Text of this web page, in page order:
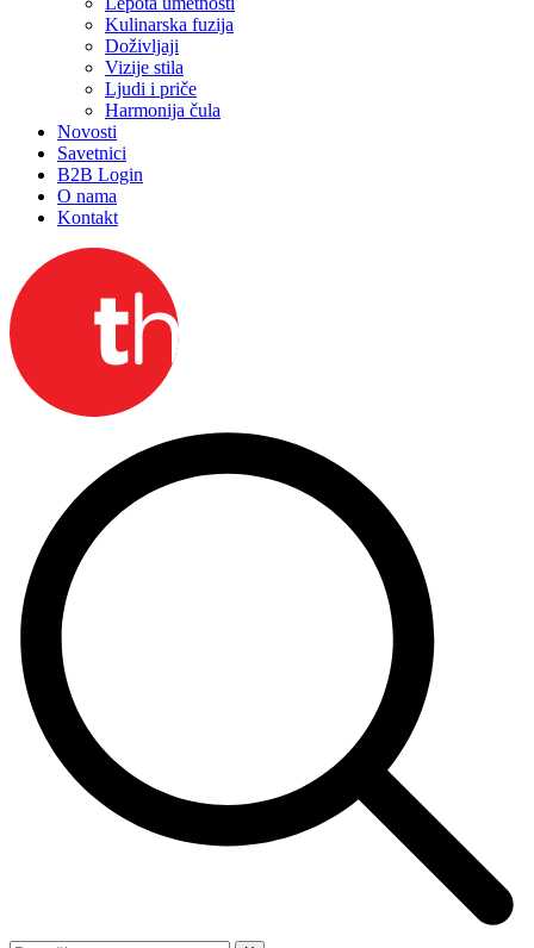
Kulinarska fuzija
Doživljaji
Vizije stila
Ljudi i priče
Harmonija čula
Novosti
Savetnici
B2B Login
O nama
Kontakt